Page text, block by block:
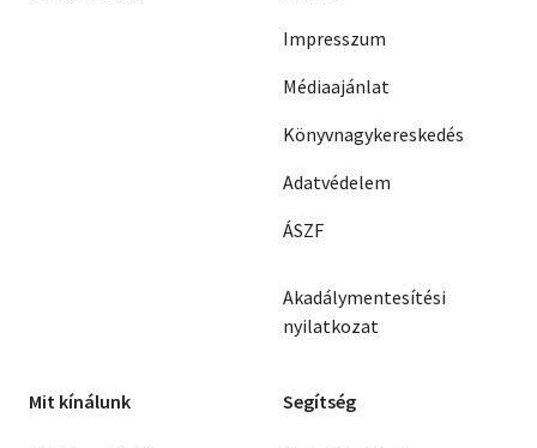
Impresszum
Médiaajánlat
Könyvnagykereskedés
Adatvédelem
ÁSZF
Akadálymentesítési
nyilatkozat
Mit kínálunk Segítség